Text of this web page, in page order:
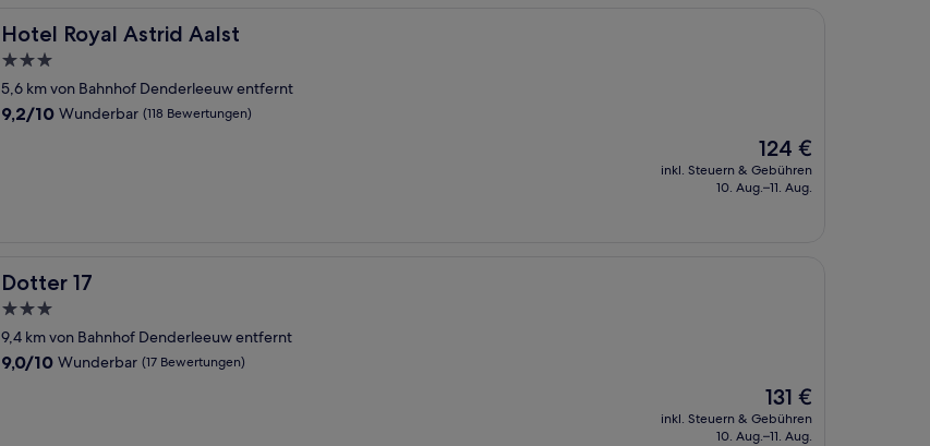
Hotel Royal Astrid Aalst
Hotel Royal Astrid Aalst
3.0-
Sterne-
Unterkunft
5,6 km von Bahnhof Denderleeuw entfernt
9.2
9,2/10 Wunderbar (118 Bewertungen)
Der
Preis
beträgt
124 €
inkl. Steuern & Gebühren
10. Aug.–11. Aug.
Dotter 17
Dotter 17
3.0-
Sterne-
Unterkunft
9,4 km von Bahnhof Denderleeuw entfernt
9.0
9,0/10 Wunderbar (17 Bewertungen)
Der
Preis
beträgt
131 €
inkl. Steuern & Gebühren
10. Aug.–11. Aug.